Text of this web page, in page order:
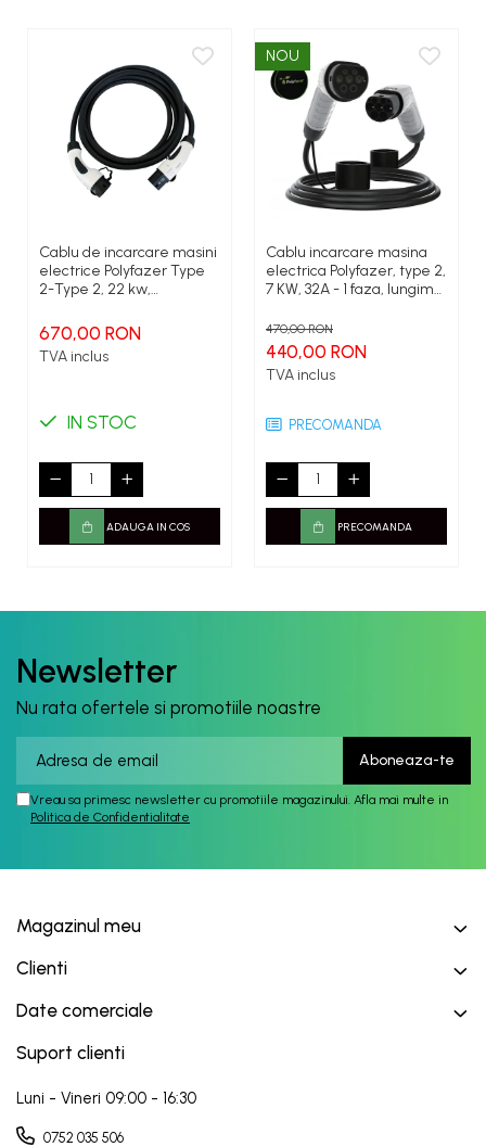
Cablu de incarcare masini
electrice Polyfazer Type
2-Type 2, 22 kw,
670,00 RON
TVA inclus
IN STOC
ADAUGA IN COS
NOU
Cablu incarcare masina
electrica Polyfazer, type 2,
7 KW, 32A - 1 faza, lungime
transport cadou
470,00 RON
440,00 RON
TVA inclus
PRECOMANDA
PRECOMANDA
Newsletter
Nu rata ofertele si promotiile noastre
Vreau sa primesc newsletter cu promotiile magazinului. Afla mai multe in
Politica de Confidentialitate
Magazinul meu
Clienti
Date comerciale
Suport clienti
Luni - Vineri 09:00 - 16:30
0752 035 506